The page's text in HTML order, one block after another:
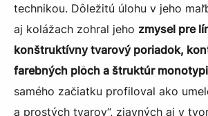
technikou. Dôležitú úlohu v jeho
aj kolážach zohral jeho zmysel pre
konštruktívny tvarový poriadok,
farebných plôch a štruktúr
samého začiatku profiloval ako
a prostých tvarov“, zjavných aj v